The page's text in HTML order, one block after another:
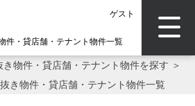
ゲスト
件・貸店舗・テナント物件一覧
き物件・貸店舗・テナント物件を探す ＞
き物件・貸店舗・テナント物件一覧